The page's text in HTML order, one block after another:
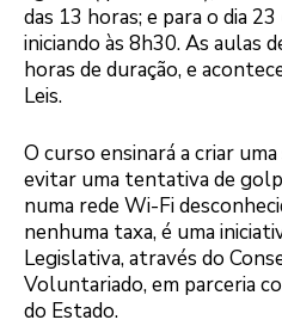
das 13 horas; e para o dia
iniciando às 8h30. As aulas
horas de duração, e
Leis.
O curso ensinará a criar
evitar uma tentativa de
numa rede Wi-Fi
nenhuma taxa, é uma
Legislativa, através do
Voluntariado, em parceria
do Estado.